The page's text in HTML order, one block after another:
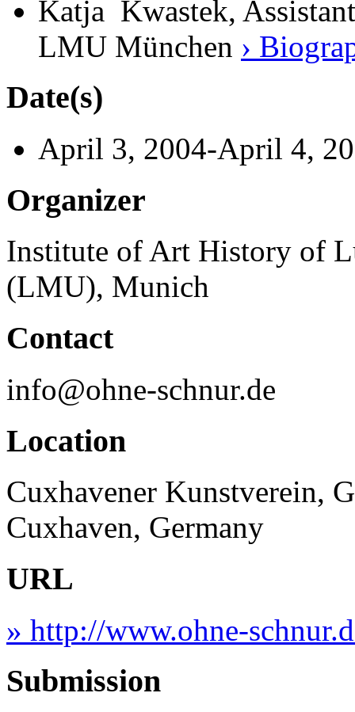
Katja Kwastek,
LMU München ›
Date(s)
April 3, 2004-April 4,
Organizer
Institute of Art History of
(LMU), Munich
Contact
info@ohne-schnur.de
Location
Cuxhavener Kunstverein,
Cuxhaven, Germany
URL
» http://www.ohne-
Submission